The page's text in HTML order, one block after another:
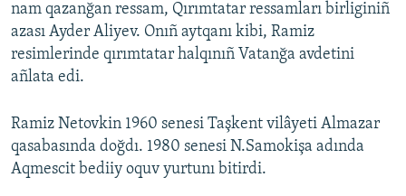
nam qazanğan ressam, Qırımtatar ressamları birliginiñ
azası Ayder Aliyev. Onıñ aytqanı kibi, Ramiz
resimlerinde qırımtatar halqınıñ Vatanğa avdetini
añlata edi.
Ramiz Netovkin 1960 senesi Taşkent vilâyeti Almazar
qasabasında doğdı. 1980 senesi N.Samokişa adında
Aqmescit bediiy oquv yurtunı bitirdi.